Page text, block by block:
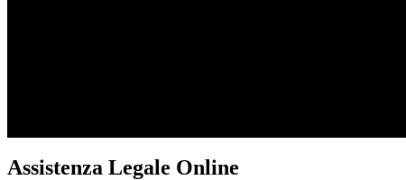
Assistenza Legale Online